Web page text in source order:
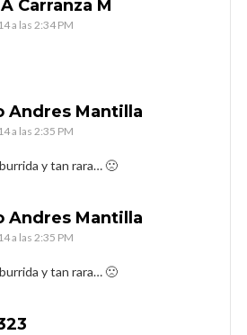
Carranza M
a las 2:34 PM
Andres Mantilla
a las 2:35 PM
y tan rara… 🙁
Andres Mantilla
a las 2:35 PM
y tan rara… 🙁